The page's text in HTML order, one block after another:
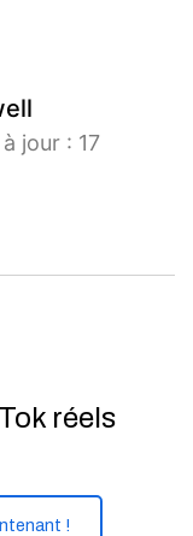
jour : 17
réels
!